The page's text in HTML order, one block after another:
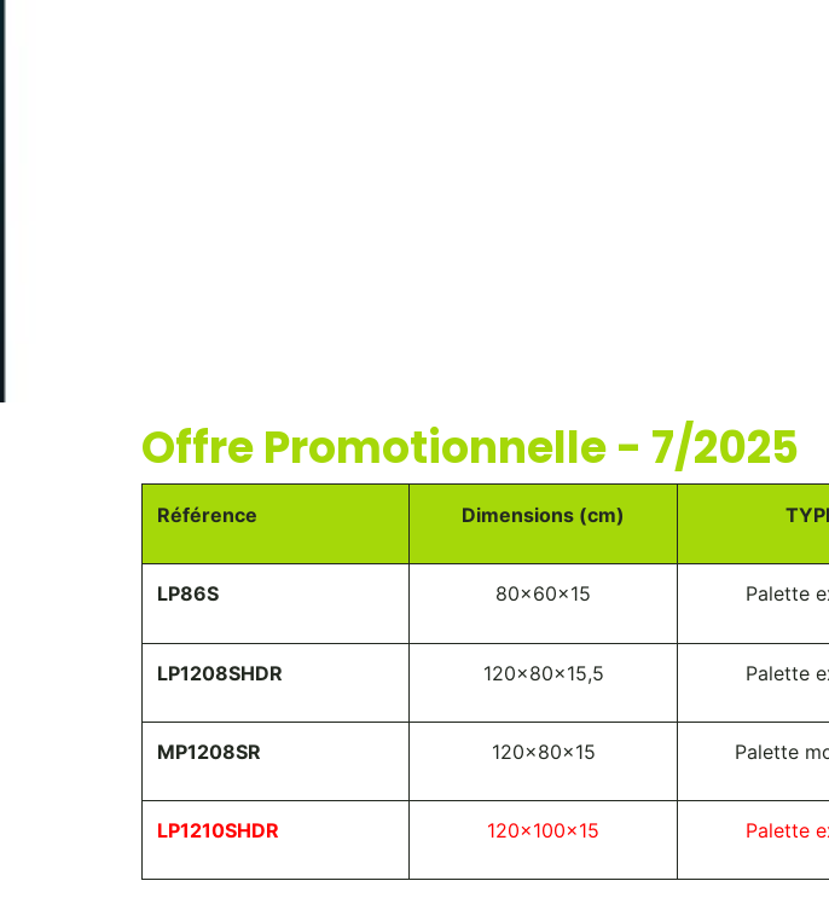
Offre Promotionnelle - 7/2025
Référence Dimensions (cm)
LP86S 80x60x15 Palette
LP1208SHDR 120x80x15,5 Palette
MP1208SR 120x80x15 Palette
LP1210SHDR 120x100x15 Palette